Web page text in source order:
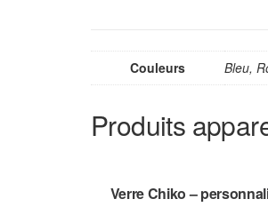
Couleurs Bleu,
Produits
Verre Chiko –